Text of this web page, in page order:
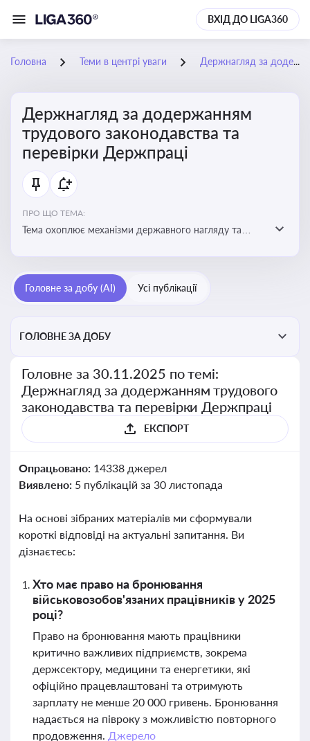
ВХІД ДО LIGA360
Головна Теми в центрі уваги Держнагляд за додержанням трудового законодавства та перевірки Держпраці
Держнагляд за додержанням
трудового законодавства та
перевірки Держпраці
ПРО ЩО ТЕМА:
Тема охоплює механізми державного нагляду та
Головне за добу (AI) Усі публікації
ГОЛОВНЕ ЗА ДОБУ
Головне за 30.11.2025 по темі:
Держнагляд за додержанням трудового
законодавства та перевірки Держпраці
ЕКСПОРТ
Опрацьовано: 14338 джерел
Виявлено: 5 публікацій за 30 листопада
На основі зібраних матеріалів ми сформували
короткі відповіді на актуальні запитання. Ви
дізнаєтесь:
Хто має право на бронювання
військовозобов'язаних працівників у 2025
році?
Право на бронювання мають працівники
критично важливих підприємств, зокрема
держсектору, медицини та енергетики, які
офіційно працевлаштовані та отримують
зарплату не менше 20 000 гривень. Бронювання
надається на півроку з можливістю повторного
продовження. Джерело